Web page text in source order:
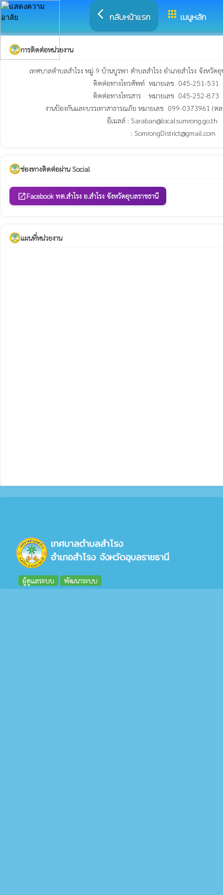
arrow_back_ios กลับหน้าแรก apps เมนูหลัก
การติดต่อหน่วยงาน
                                                             : SomrongDistrict@gmail.com
ช่องทางติดต่อผ่าน Social
open_in_newFacebook ทต.สำโรง อ.สำโรง จังหวัดอุบลราชธานี
แผนที่หน่วยงาน
เทศบาลตำบลสำโรง
อำเภอสำโรง จังหวัดอุบลราชธานี
ผู้ดูแลระบบ พัฒนาระบบ